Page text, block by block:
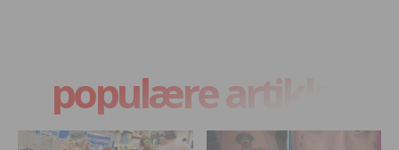
populære artikler